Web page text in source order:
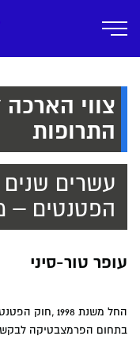
חפש כל דבר
אודות
צווי
התרופות
הפטנטים –
עופר טור-סיני
החל משנת
בתחום הפרמצבטיקה